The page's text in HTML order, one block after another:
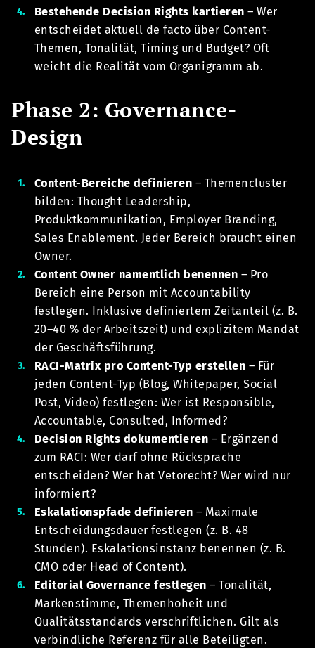
Bestehende Decision Rights kartieren – Wer
entscheidet aktuell de facto über Content-
Themen, Tonalität, Timing und Budget? Oft
weicht die Realität vom Organigramm ab.
Phase 2: Governance-
Design
Content-Bereiche definieren – Themencluster
bilden: Thought Leadership,
Produktkommunikation, Employer Branding,
Sales Enablement. Jeder Bereich braucht einen
Owner.
Content Owner namentlich benennen – Pro
Bereich eine Person mit Accountability
festlegen. Inklusive definiertem Zeitanteil (z. B.
20–40 % der Arbeitszeit) und explizitem Mandat
der Geschäftsführung.
RACI-Matrix pro Content-Typ erstellen – Für
jeden Content-Typ (Blog, Whitepaper, Social
Post, Video) festlegen: Wer ist Responsible,
Accountable, Consulted, Informed?
Decision Rights dokumentieren – Ergänzend
zum RACI: Wer darf ohne Rücksprache
entscheiden? Wer hat Vetorecht? Wer wird nur
informiert?
Eskalationspfade definieren – Maximale
Entscheidungsdauer festlegen (z. B. 48
Stunden). Eskalationsinstanz benennen (z. B.
CMO oder Head of Content).
Editorial Governance festlegen – Tonalität,
Markenstimme, Themenhoheit und
Qualitätsstandards verschriftlichen. Gilt als
verbindliche Referenz für alle Beteiligten.